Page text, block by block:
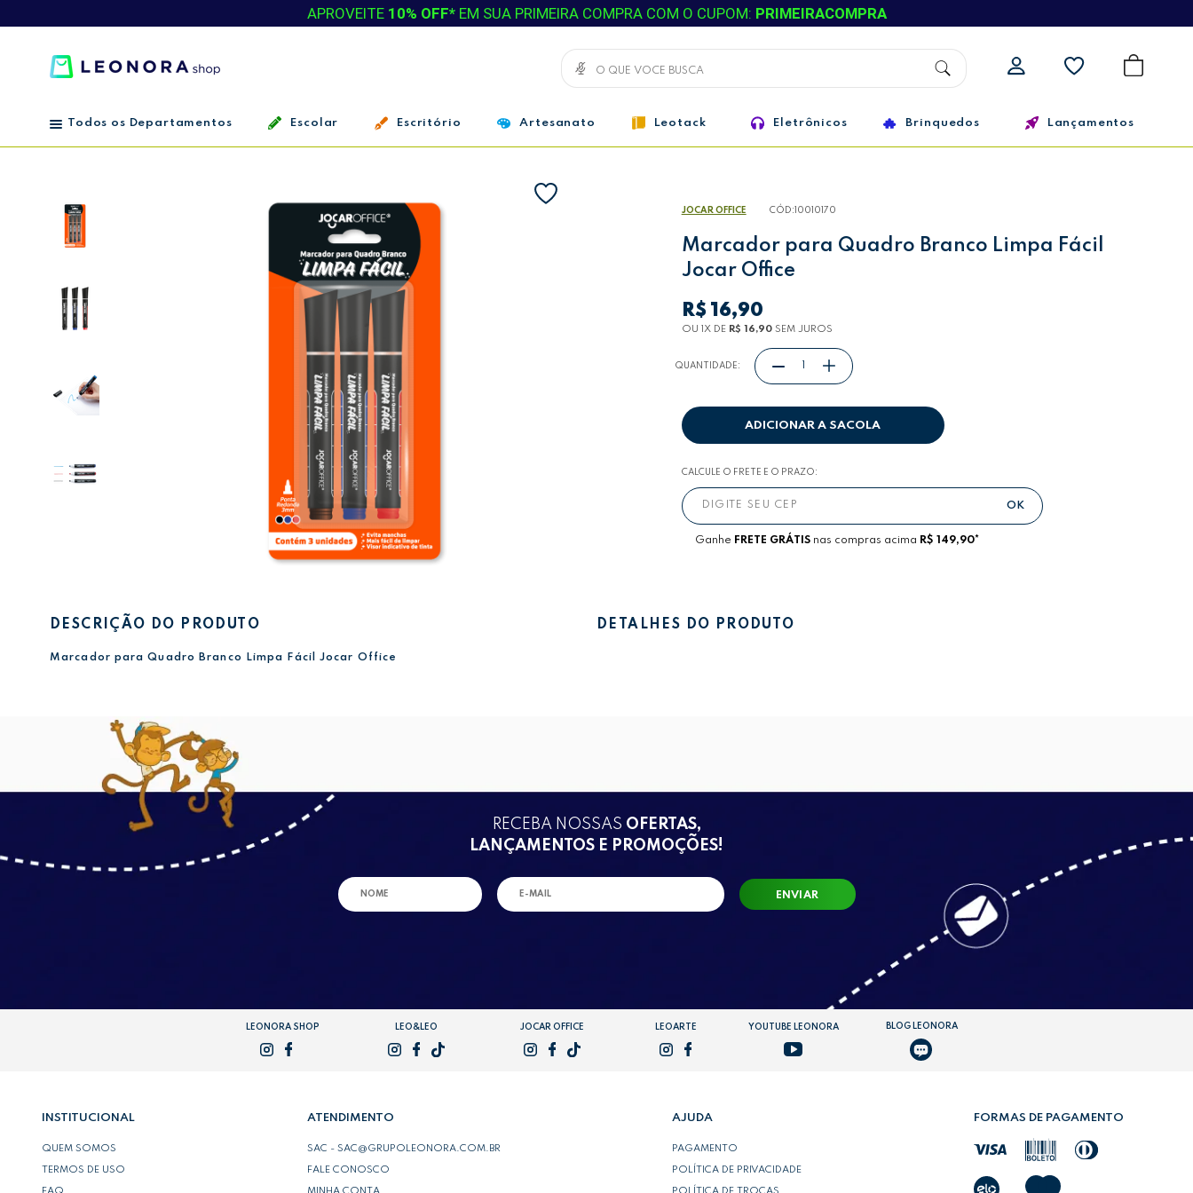
APROVEITE 10% OFF*EM SUA PRIMEIRA COMPRA COM O CUPOM: PRIMEIRACOMPRA
Todos os Departamentos Escolar Escritório Artesanato Leotack Eletrônicos Brinquedos Lançamentos
JOCAR OFFICE CÓD: 10010170
Marcador para Quadro Branco Limpa Fácil
Jocar Office
R$ 16,90
OU 1XDE R$ 16,90SEM JUROS
QUANTIDADE:
ADICIONAR A SACOLA
CALCULE O FRETE E O PRAZO:
Ganhe FRETE GRÁTISnas compras acima R$ 149,90*
DESCRIÇÃO DO PRODUTO
Marcador para Quadro Branco Limpa Fácil Jocar Office
DETALHES DO PRODUTO
RECEBA NOSSAS OFERTAS,
LANÇAMENTOS E PROMOÇÕES!
ENVIAR
LEONORA SHOP LEO&LEO JOCAR OFFICE LEOARTE YOUTUBE LEONORA BLOG LEONORA
INSTITUCIONAL
QUEM SOMOS
TERMOS DE USO
ATENDIMENTO
SAC - SAC@GRUPOLEONORA.COM.BR
FALE CONOSCO
AJUDA
PAGAMENTO
POLÍTICA DE PRIVACIDADE
FORMAS DE PAGAMENTO